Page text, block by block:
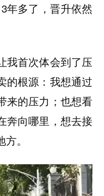
多了，晋升依然
我首次体会到了压
的根源：我想通过
来的压力；也想看
奔向哪里，想去接
。